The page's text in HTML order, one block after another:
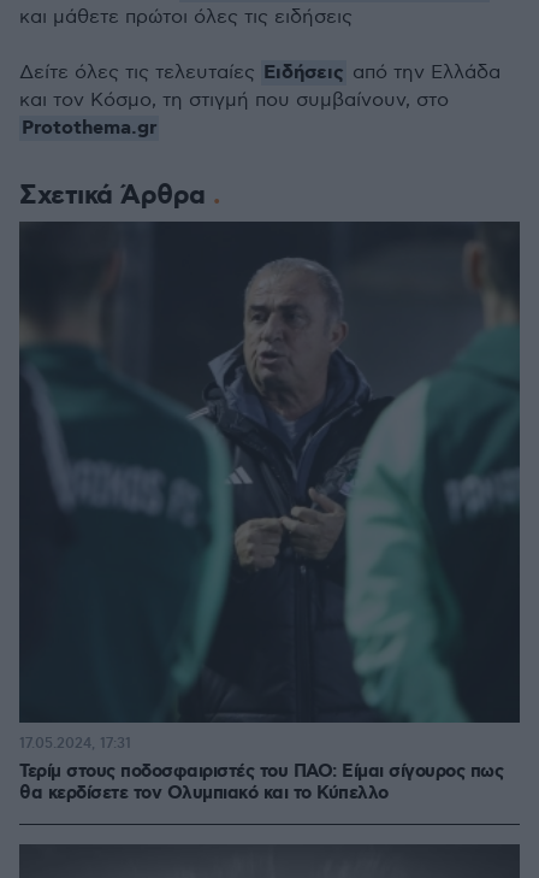
Σχετικά Άρθρα
Τερίμ στους ποδοσφαιριστές του ΠΑΟ: Είμαι σίγουρος πως
θα κερδίσετε τον Ολυμπιακό και το Κύπελλο
17.05.2024, 17:31
και μάθετε πρώτοι όλες τις ειδήσεις
Δείτε όλες τις τελευταίες Ειδήσεις από την Ελλάδα
και τον Κόσμο, τη στιγμή που συμβαίνουν, στο
Protothema.gr